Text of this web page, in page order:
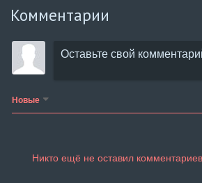
Комментарии
Новые